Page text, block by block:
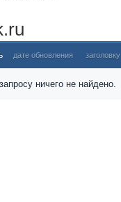
дате обновления заголовку
ничего не найдено.